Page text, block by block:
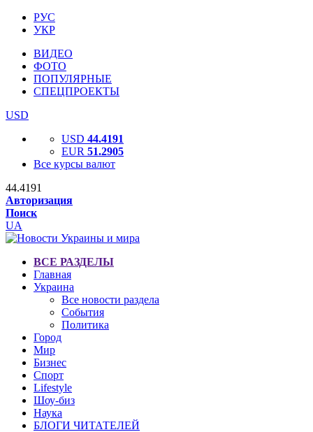
РУС
УКР
ВИДЕО
ФОТО
ПОПУЛЯРНЫЕ
СПЕЦПРОЕКТЫ
USD
USD 44.4191
EUR 51.2905
Все курсы валют
44.4191
Авторизация
Поиск
UA
ВСЕ РАЗДЕЛЫ
Главная
Украина
Все новости раздела
События
Политика
Город
Мир
Бизнес
Спорт
Lifestyle
Шоу-биз
Наука
БЛОГИ ЧИТАТЕЛЕЙ